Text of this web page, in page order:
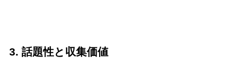
3. 話題性と収集価値